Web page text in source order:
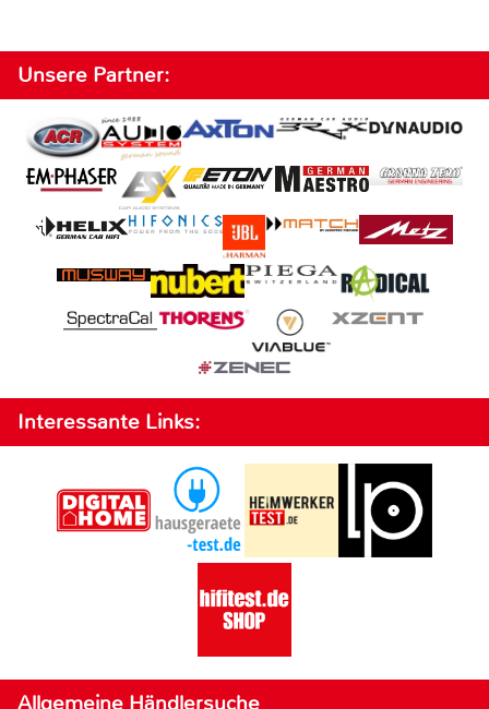
Unsere Partner:
Interessante Links:
Allgemeine Händlersuche